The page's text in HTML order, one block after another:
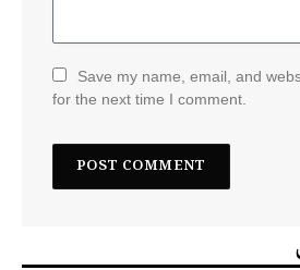
Save my name, email, and
for the next time I comment.